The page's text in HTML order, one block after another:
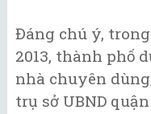
Đáng chú ý,
2013, thành phố
nhà chuyên
trụ sở UBND